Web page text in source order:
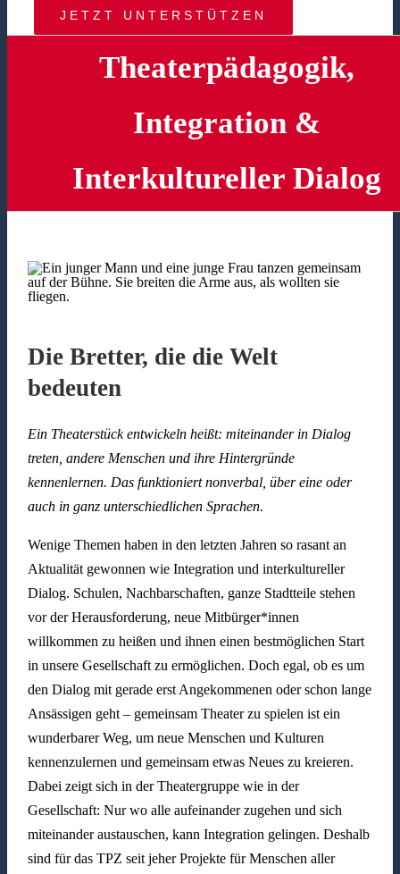
JETZT UNTERSTÜTZEN
Theaterpädagogik,
Integration &
Interkultureller Dialog
Die Bretter, die die Welt
bedeuten
Ein Theaterstück entwickeln heißt: miteinander in Dialog
treten, andere Menschen und ihre Hintergründe
kennenlernen. Das funktioniert nonverbal, über eine oder
auch in ganz unterschiedlichen Sprachen.
Wenige Themen haben in den letzten Jahren so rasant an
Aktualität gewonnen wie Integration und interkultureller
Dialog. Schulen, Nachbarschaften, ganze Stadtteile stehen
vor der Herausforderung, neue Mitbürger*innen
willkommen zu heißen und ihnen einen bestmöglichen Start
in unsere Gesellschaft zu ermöglichen. Doch egal, ob es um
den Dialog mit gerade erst Angekommenen oder schon lange
Ansässigen geht – gemeinsam Theater zu spielen ist ein
wunderbarer Weg, um neue Menschen und Kulturen
kennenzulernen und gemeinsam etwas Neues zu kreieren.
Dabei zeigt sich in der Theatergruppe wie in der
Gesellschaft: Nur wo alle aufeinander zugehen und sich
miteinander austauschen, kann Integration gelingen. Deshalb
sind für das TPZ seit jeher Projekte für Menschen aller